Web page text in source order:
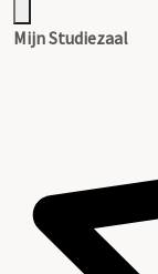
Mijn Studiezaal